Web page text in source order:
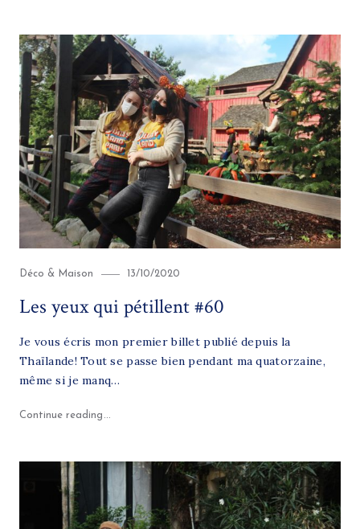
Category
Déco & Maison
Posted
13/10/2020
Les yeux qui pétillent #60
Je vous écris mon premier billet publié depuis la
Thaïlande! Tout se passe bien pendant ma quatorzaine,
même si je manq…
Continue reading